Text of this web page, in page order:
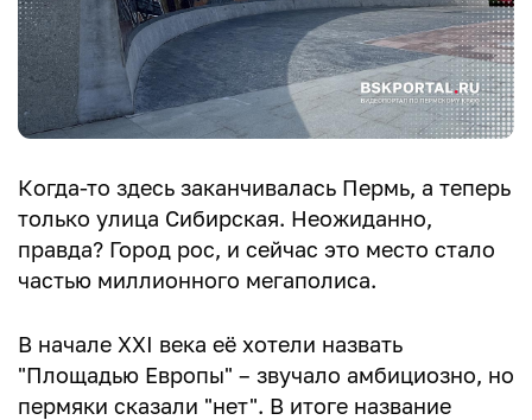
Когда-то здесь заканчивалась Пермь, а теперь
только улица Сибирская. Неожиданно,
правда? Город рос, и сейчас это место стало
частью миллионного мегаполиса.
В начале XXI века её хотели назвать
"Площадью Европы" – звучало амбициозно, но
пермяки сказали "нет". В итоге название